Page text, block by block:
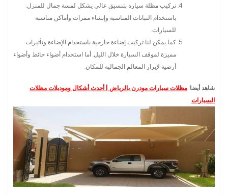
تركيب مظلة سيارة بتنسيق عالي يشكل لمسة جمال للمنزل.
باستخدام النباتات المناسبة وإنشاء ممرات وأماكن مناسبة
للسيارات.
كما يمكن لنا تركيب إضاءة خارجية باستخدام الإضاءة وتأثيرات
مميزة لموقف السيارة خلال الليل. أما استخدام أضواء حائط وأضواء
أرضية لإبراز المعالم الجمالية للمكان.
شاهد أيضا:مظلات سيارات مودرن بالرياض | أحدث أشكال وموديلات مظلات
السيارات.